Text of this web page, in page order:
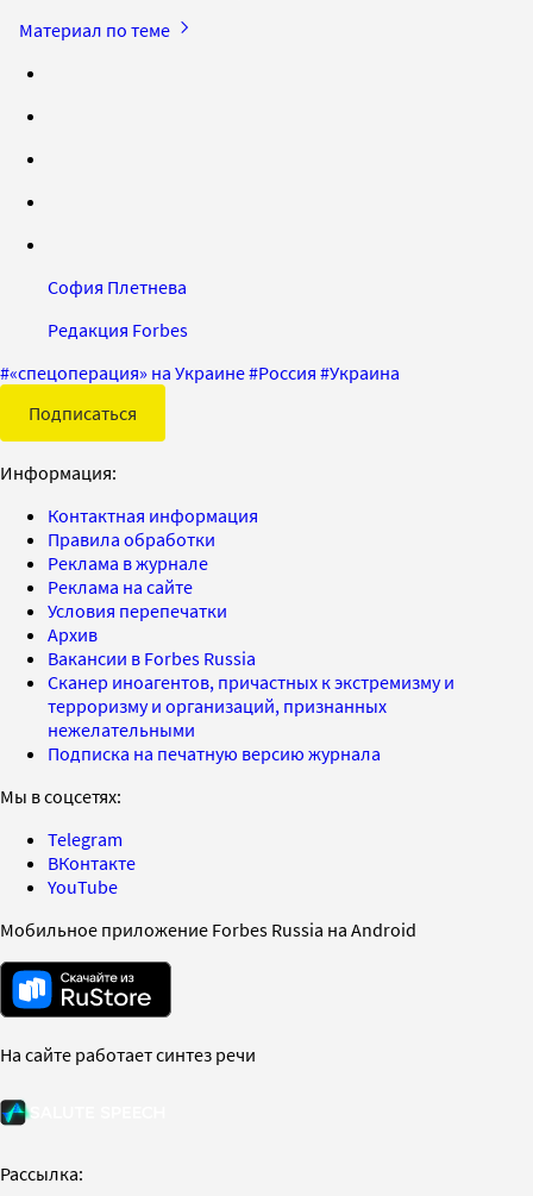
Материал по теме
София Плетнева
Редакция Forbes
#«спецоперация» на Украине#Россия #Украина
Подписаться
Информация:
Контактная информация
Правила обработки
Реклама в журнале
Реклама на сайте
Условия перепечатки
Архив
Вакансии в Forbes Russia
Сканер иноагентов, причастных к экстремизму и
терроризму и организаций, признанных
нежелательными
Подписка на печатную версию журнала
Мы в соцсетях:
Telegram
ВКонтакте
YouTube
Мобильное приложение Forbes Russia на Android
На сайте работает синтез речи
Рассылка: